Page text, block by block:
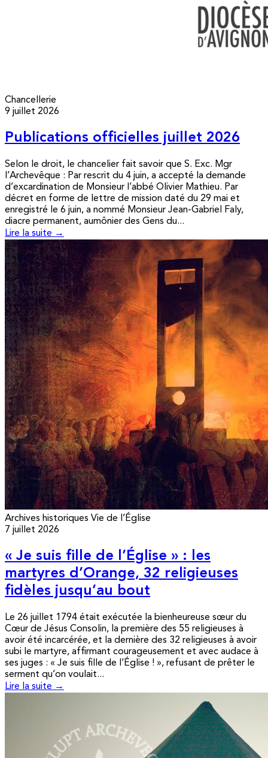
Chancellerie
9 juillet 2026
Publications officielles juillet 2026
Selon le droit, le chancelier fait savoir que S. Exc. Mgr
l’Archevêque : Par rescrit du 4 juin, a accepté la demande
d’excardination de Monsieur l’abbé Olivier Mathieu. Par
décret en forme de lettre de mission daté du 29 mai et
enregistré le 6 juin, a nommé Monsieur Jean-Gabriel Faly,
diacre permanent, aumônier des Gens du...
Lire la suite →
Archives historiques Vie de l’Église
7 juillet 2026
« Je suis fille de l’Église » : les
martyres d’Orange, 32 religieuses
fidèles jusqu’au bout
Le 26 juillet 1794 était exécutée la bienheureuse sœur du
Cœur de Jésus Consolin, la première des 55 religieuses à
avoir été incarcérée, et la dernière des 32 religieuses à avoir
subi le martyre, affirmant courageusement et avec audace à
ses juges : « Je suis fille de l’Église ! », refusant de prêter le
serment qu’on voulait...
Lire la suite →